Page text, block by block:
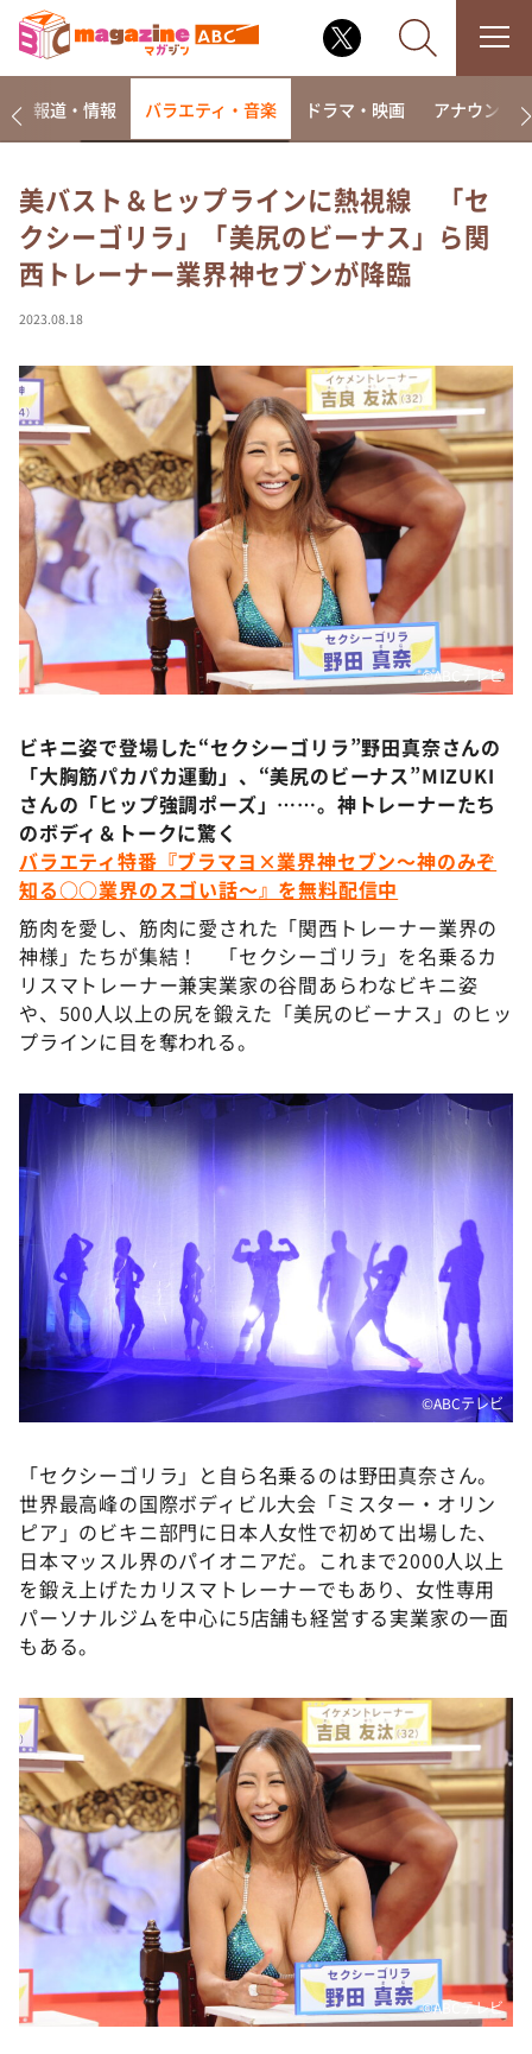
なるみ・岡村の過ぎるTV
相席食堂
これ余談なんですけど・・・
て真剣です
探偵！ナイトスクープ
news おかえり
河合＆A.B.C-Z塚田×福井アナ「なんでやねん！？」
（news おかえり）
DAIGOも台所 ～きょうの献立 何にする？～
本日はダイアンなり！シーズン２
朝だ！生です旅サラダ
教えて！ニュースライブ 正義のミカタ
新婚さんいらっしゃい！
ポツンと一軒家
ザキ山小屋本館
ぺこぱのまるスポ
報道・情報 バラエティ・音楽 ドラマ・映画 アナウンサー
美バスト＆ヒップラインに熱視線 「セ
クシーゴリラ」「美尻のビーナス」ら関
西トレーナー業界神セブンが降臨
2023.08.18
©ABCテレビ
ビキニ姿で登場した“セクシーゴリラ”野田真奈さんの
「大胸筋パカパカ運動」、“美尻のビーナス”MIZUKI
さんの「ヒップ強調ポーズ」……。神トレーナーたち
のボディ＆トークに驚く
バラエティ特番『ブラマヨ×業界神セブン～神のみぞ
知る○○業界のスゴい話～』を無料配信中
筋肉を愛し、筋肉に愛された「関西トレーナー業界の
神様」たちが集結！ 「セクシーゴリラ」を名乗るカ
リスマトレーナー兼実業家の谷間あらわなビキニ姿
や、500人以上の尻を鍛えた「美尻のビーナス」のヒッ
プラインに目を奪われる。
©ABCテレビ
「セクシーゴリラ」と自ら名乗るのは野田真奈さん。
世界最高峰の国際ボディビル大会「ミスター・オリン
ピア」のビキニ部門に日本人女性で初めて出場した、
日本マッスル界のパイオニアだ。これまで2000人以上
を鍛え上げたカリスマトレーナーでもあり、女性専用
パーソナルジムを中心に5店舗も経営する実業家の一面
もある。
©ABCテレビ